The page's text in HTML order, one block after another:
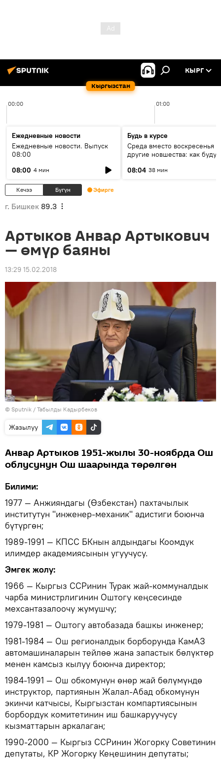
Кыргызстан
КЫРГ
00:00 01:00
Ежедневные новости
Ежедневные новости. Выпуск
08:00
08:00 4 мин
Будь в курсе
Среда вместо воскресенья и
другие новшества: как будут
08:04 38 мин
Кечээ Бүгүн Эфирге
г. Бишкек 89.3
Артыков Анвар Артыкович
— өмүр баяны
13:29 15.02.2018
© Sputnik / Табылды Кадырбеков
Жазылуу
Анвар Артыков 1951-жылы 30-ноябрда Ош
облусунун Ош шаарында төрөлгөн
Билими:
1977 — Анжияндагы (Өзбекстан) пахтачылык
институтун "инженер-механик" адистиги боюнча
бүтүргөн;
1989-1991 — КПСС БКнын алдындагы Коомдук
илимдер академиясынын угуучусу.
Эмгек жолу:
1966 — Кыргыз ССРинин Турак жай-коммуналдык
чарба министрлигинин Оштогу кеңсесинде
мехсантазалоочу жумушчу;
1979-1981 — Оштогу автобазада башкы инженер;
1981-1984 — Ош регионалдык борборунда КамАЗ
автомашиналарын тейлөө жана запастык бөлүктөр
менен камсыз кылуу боюнча директор;
1984-1991 — Ош обкомунун өнөр жай бөлүмүндө
инструктор, партиянын Жалал-Абад обкомунун
экинчи катчысы, Кыргызстан компартиясынын
борбордук комитетинин иш башкаруучусу
кызматтарын аркалаган;
1990-2000 — Кыргыз ССРинин Жогорку Советинин
депутаты, КР Жогорку Кеңешинин депутаты;